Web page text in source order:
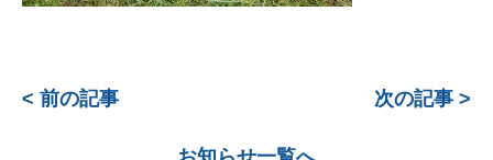
< 前の記事 次の記事 >